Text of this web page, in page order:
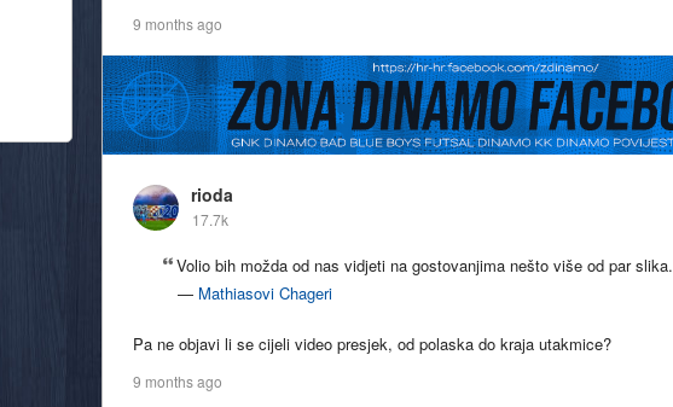
9 months ago
rioda
17.7k
Volio bih možda od nas vidjeti na gostovanjima nešto više od par slika.
— Mathiasovi Chageri
Pa ne objavi li se cijeli video presjek, od polaska do kraja utakmice?
9 months ago